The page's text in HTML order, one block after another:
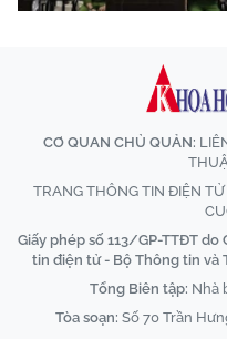
CƠ QUAN CHỦ QUẢN:
TRANG THÔNG TIN ĐIỆN
Giấy phép số 113/GP-TTĐT
tin điện tử - Bộ Thông tin
Tổng Biên tập: Nhà
Tòa soạn: Số 70 Trần